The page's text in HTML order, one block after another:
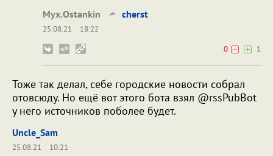
Myx.Ostankin cherst
25.08.21
18:22
0
1
Тоже так делал, себе городские новости собрал
отовсюду. Но ещё вот этого бота взял @rssPubBot
у него источников поболее будет.
Uncle_Sam
25.08.21
10:21